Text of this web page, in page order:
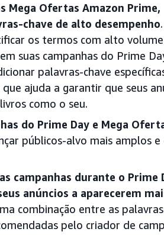
Mega Ofertas Amazon Prime,
chave de alto desempenho
os termos com alto
suas campanhas do Prime
palavras-chave
ajuda a garantir que seus
como o seu.
do Prime Day e Mega
públicos-alvo mais amplos
campanhas durante o Prime
anúncios a aparecerem
combinação entre as
pelo criador de